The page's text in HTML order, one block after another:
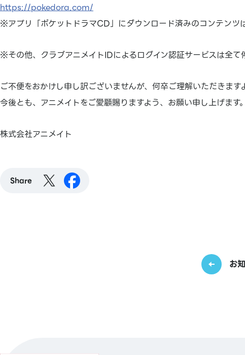
https://pokedora.com/
※アプリ「ポケットドラマCD」にダウンロード済みのコンテンツ
※その他、クラブアニメイトIDによるログイン認証サービスは全て
ご不便をおかけし申し訳ございませんが、何卒ご理解いただきます
今後とも、アニメイトをご愛顧賜りますよう、お願い申し上げます。
株式会社アニメイト
Share
お